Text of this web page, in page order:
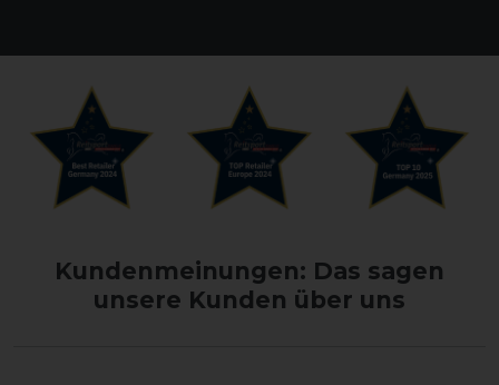
Kundenmeinungen: Das sagen
unsere Kunden über uns